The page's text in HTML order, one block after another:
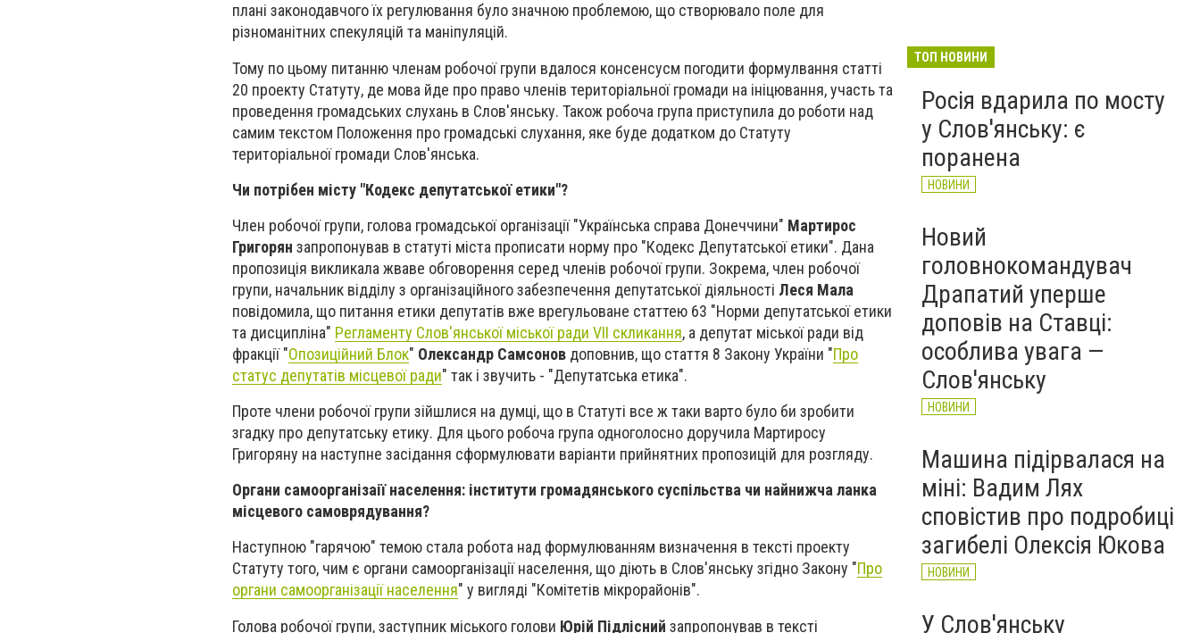
плані законодавчого їх регулювання було значною проблемою, що створювало поле для
різноманітних спекуляцій та маніпуляцій.
Тому по цьому питанню членам робочої групи вдалося консенсусм погодити формулвання статті
20 проекту Статуту, де мова йде про право членів територіальної громади на ініцювання, участь та
проведення громадських слухань в Слов'янську. Також робоча група приступила до роботи над
самим текстом Положення про громадські слухання, яке буде додатком до Статуту
територіальної громади Слов'янська.
Чи потрібен місту "Кодекс депутатської етики"?
Член робочої групи, голова громадської організації "Українська справа Донеччини" Мартирос
Григорян запропонував в статуті міста прописати норму про "Кодекс Депутатської етики". Дана
пропозиція викликала жваве обговорення серед членів робочої групи. Зокрема, член робочої
групи, начальник відділу з організаційного забезпечення депутатської діяльності Леся Мала
повідомила, що питання етики депутатів вже врегульоване статтею 63 "Норми депутатської етики
та дисципліна" Регламенту Слов'янської міської ради VII скликання, а депутат міської ради від
фракції "Опозиційний Блок" Олександр Самсонов доповнив, що стаття 8 Закону України "Про
статус депутатів місцевої ради" так і звучить - "Депутатська етика".
Проте члени робочої групи зійшлися на думці, що в Статуті все ж таки варто було би зробити
згадку про депутатську етику. Для цього робоча група одноголосно доручила Мартиросу
Григоряну на наступне засідання сформулювати варіанти прийнятних пропозицій для розгляду.
Органи самоорганізаії населення: інститути громадянського суспільства чи найнижча ланка
місцевого самоврядування?
Наступною "гарячою" темою стала робота над формулюванням визначення в тексті проекту
Статуту того, чим є органи самоорганізації населення, що діють в Слов'янську згідно Закону "Про
органи самоорганізації населення" у вигляді "Комітетів мікрорайонів".
Голова робочої групи, заступник міського голови Юрій Підлісний запропонував в тексті
атак дронів - Лях
ТОП НОВИНИ
Росія вдарила по мосту
у Слов'янську: є
поранена
НОВИНИ
Новий
головнокомандувач
Драпатий уперше
доповів на Ставці:
особлива увага —
Слов'янську
НОВИНИ
Машина підірвалася на
міні: Вадим Лях
сповістив про подробиці
загибелі Олексія Юкова
НОВИНИ
У Слов'янську